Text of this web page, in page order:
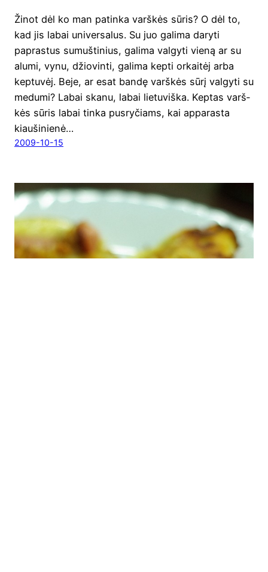
Žinot dėl ko man patin­ka varš­kės sūris? O dėl to,
kad jis labai uni­ver­sa­lus. Su juo gali­ma dary­ti
papras­tus sumuš­ti­nius, gali­ma val­gy­ti vie­ną ar su
alu­mi, vynu, džio­vin­ti, gali­ma kep­ti orkai­tėj arba
kep­tu­vėj. Beje, ar esat ban­dę varš­kės sūrį val­gy­ti su
medu­mi? Labai ska­nu, labai lietuviška. Kep­tas varš­
kės sūris labai tin­ka pus­ry­čiams, kai appa­ras­ta
kiau­ši­nie­nė…
2009-10-15